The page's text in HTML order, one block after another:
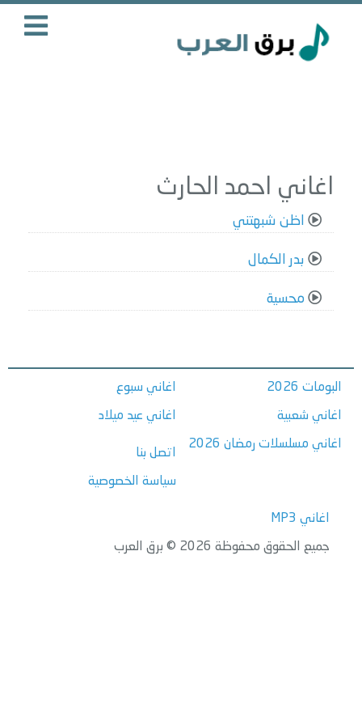
اغاني احمد الحارث
اظن شبهتني
بدر الكمال
محسية
البومات 2026
اغاني شعبية
اغاني مسلسلات رمضان 2026
اغاني سبوع
اغاني عيد ميلاد
اتصل بنا
سياسة الخصوصية
اغاني MP3
جميع الحقوق محفوظة 2026 © برق العرب